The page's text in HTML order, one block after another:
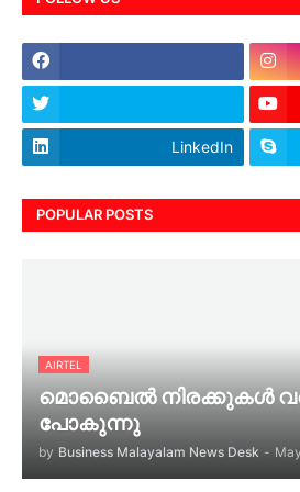
LinkedIn
POPULAR POSTS
AIRTEL
മൊബൈൽ നിരക്കുകൾ
പോകുന്നു
by Business Malayalam News Desk -